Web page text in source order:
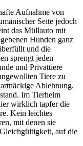
Aufnahme von
Seite jedoch
das Müllauto mit
Hunden ganz
und die
sprengt jeden
und Privattiere
Tiere zu
Ablehnung.
Im Tierheim
wirklich tapfer die
Kein leichtes
mit denen sie
auf die